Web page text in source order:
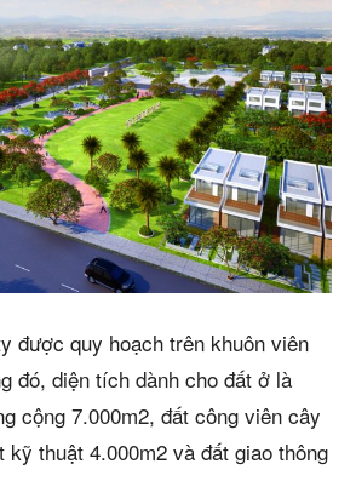
được quy hoạch trên khuôn viên
đó, diện tích dành cho đất ở là
cộng 7.000m2, đất công viên cây
kỹ thuật 4.000m2 và đất giao thông